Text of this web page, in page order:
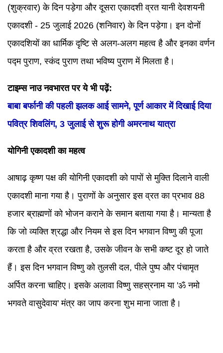
(शुक्रवार) के दिन पड़ेगा और दूसरा एकादशी व्रत यानी देवशयनी
एकादशी - 25 जुलाई 2026 (शनिवार) के दिन पड़ेगा। इन दोनों
एकादशियों का धार्मिक दृष्टि से अलग-अलग महत्व है और इनका वर्णन
पद्म पुराण, स्कंद पुराण तथा भविष्य पुराण में मिलता है।
टाइम्स नाउ नवभारत पर ये भी पढ़ें:
बाबा बर्फानी की पहली झलक आई सामने, पूर्ण आकार में दिखाई दिया
पवित्र शिवलिंग, 3 जुलाई से शुरू होगी अमरनाथ यात्रा
योगिनी एकादशी का महत्व
आषाढ़ कृष्ण पक्ष की योगिनी एकादशी को पापों से मुक्ति दिलाने वाली
एकादशी माना गया है। पुराणों के अनुसार इस व्रत का प्रभाव 88
हजार ब्राह्मणों को भोजन कराने के समान बताया गया है। मान्यता है
कि जो व्यक्ति श्रद्धा और नियम से इस दिन भगवान विष्णु की पूजा
करता है और व्रत रखता है, उसके जीवन के सभी कष्ट दूर हो जाते
हैं। इस दिन भगवान विष्णु को तुलसी दल, पीले पुष्प और पंचामृत
अर्पित करना चाहिए। इसके अलावा विष्णु सहस्रनाम या 'ॐ नमो
भगवते वासुदेवाय' मंत्र का जाप करना शुभ माना जाता है।